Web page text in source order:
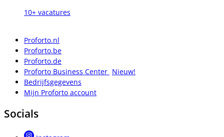
10+ vacatures
Proforto.nl
Proforto.be
Proforto.de
Proforto Business Center Nieuw!
Bedrijfsgegevens
Mijn Proforto account
Socials